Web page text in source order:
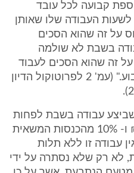
קבועה לכל עובד
העבודה שלו שאותן
על זה שהוא הסכים
בשבת לא שולמה
זה שהוא הסכים לעבוד
בשבת. הוא עבד 6 ימים בשבוע." (עמ' 2 לפרוטוקול הדיון
שביצע עבודה בשבת לפחות
פעם בחודש, שולם לו 240 ₪ ו- 10% מהכנסות המשאית
עבודה זו ללא תלות
לא רק שלא נסתרה על ידי